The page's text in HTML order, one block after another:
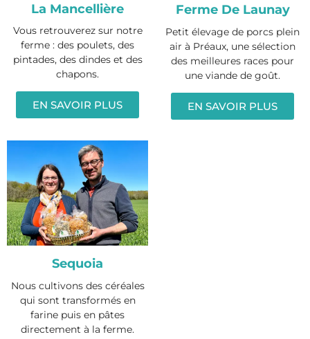
La Mancellière
Vous retrouverez sur notre
ferme : des poulets, des
pintades, des dindes et des
chapons.
EN SAVOIR PLUS
Ferme De Launay
Petit élevage de porcs plein
air à Préaux, une sélection
des meilleures races pour
une viande de goût.
EN SAVOIR PLUS
Sequoia
Nous cultivons des céréales
qui sont transformés en
farine puis en pâtes
directement à la ferme.